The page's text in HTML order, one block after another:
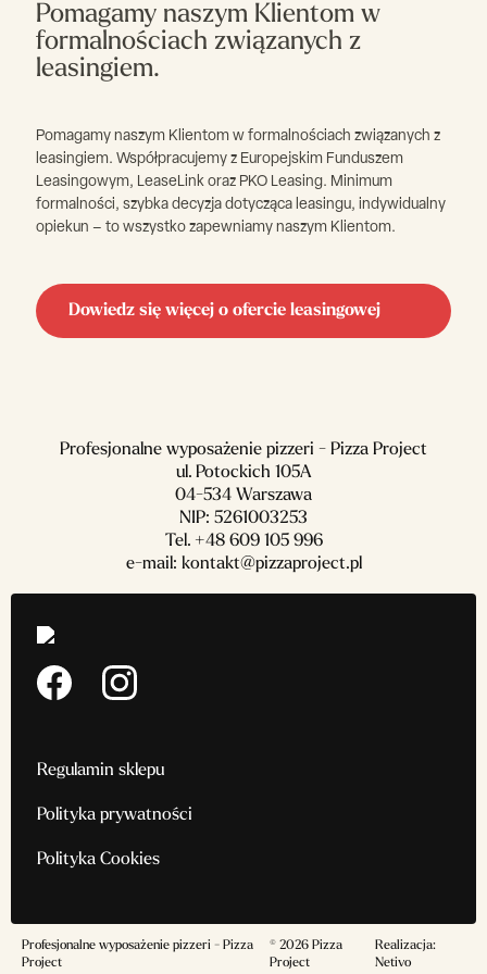
Pomagamy naszym Klientom w
formalnościach związanych z
leasingiem.
Pomagamy naszym Klientom w formalnościach związanych z
leasingiem. Współpracujemy z Europejskim Funduszem
Leasingowym, LeaseLink oraz PKO Leasing. Minimum
formalności, szybka decyzja dotycząca leasingu, indywidualny
opiekun – to wszystko zapewniamy naszym Klientom.
Dowiedz się więcej o ofercie leasingowej
Profesjonalne wyposażenie pizzeri - Pizza Project
ul. Potockich 105A
04-534 Warszawa
NIP: 5261003253
Tel. +48 609 105 996
e-mail: kontakt@pizzaproject.pl
Regulamin sklepu
Polityka prywatności
Polityka Cookies
Profesjonalne wyposażenie pizzeri - Pizza
Project
© 2026 Pizza
Project
Realizacja:
Netivo